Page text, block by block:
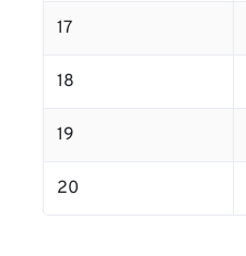
17
18
19
20